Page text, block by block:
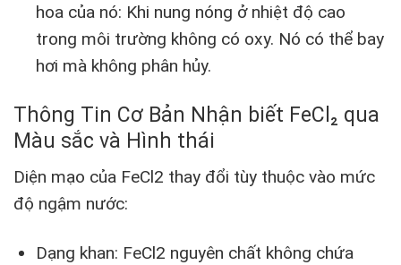
hoa của nó: Khi nung nóng ở nhiệt độ cao
trong môi trường không có oxy. Nó có thể bay
hơi mà không phân hủy.
Thông Tin Cơ Bản Nhận biết FeCl₂ qua
Màu sắc và Hình thái
Diện mạo của FeCl2 thay đổi tùy thuộc vào mức
độ ngậm nước:
Dạng khan: FeCl2 nguyên chất không chứa